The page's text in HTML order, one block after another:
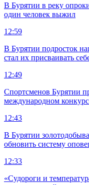
В Бурятии в реку
один человек выжил
12:59
В Бурятии подросток
стал их присваивать
12:49
Спортсменов Бурятии
международном
12:43
В Бурятии
обновить систему
12:33
«Судороги и